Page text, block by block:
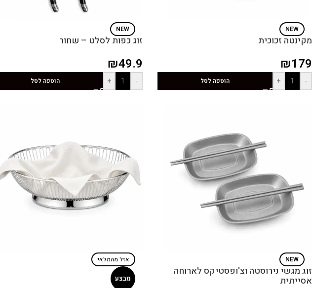
NEW
מקינטה זכוכית
₪179
-
+ הוספה לסל
NEW
זוג כפות לסלט – שחור
₪49.9
-
+ הוספה לסל
NEW
זוג מגשי נירוסטה וצ'ופסטיקס לארוחה
אסייתית מבצע
אזל מהמלאי